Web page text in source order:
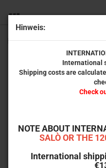
Hinweis:
International
Shipping costs are
Check
NOTE ABOUT
SALÒ OR THE
International
Die Klette (Standard Edition)